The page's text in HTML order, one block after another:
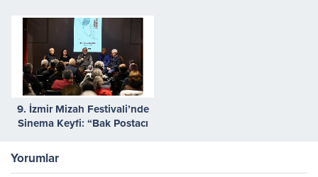
9. İzmir Mizah Festivali’nde
Sinema Keyfi: “Bak Postacı
Yorumlar